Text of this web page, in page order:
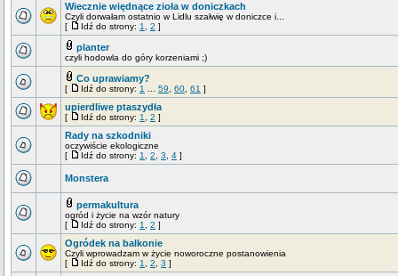
Wiecznie więdnące zioła w doniczkach
Czyli dorwałam ostatnio w Lidlu szałwię w doniczce i...
[
Idź do strony: 1 2 ]
planter
czyli hodowla do góry korzeniami ;)
Co uprawiamy?
[ Idź do strony: 1 59 60 61 ]
upierdliwe ptaszydła
[ Idź do strony: 1 2 ]
Rady na szkodniki
oczywiście ekologiczne
[
Idź do strony: 1 2 3 4 ]
Monstera
permakultura
ogród i życie na wzór natury
[
Idź do strony: 1 2 ]
Ogródek na balkonie
Czyli wprowadzam w życie noworoczne postanowienia
[
Idź do strony: 1 2 3 ]